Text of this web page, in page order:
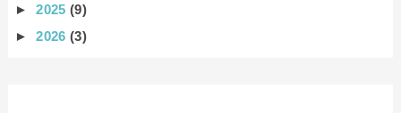
►2025(9)
►2026(3)